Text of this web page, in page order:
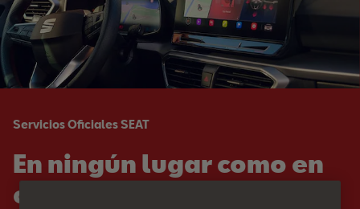
Servicios Oficiales SEAT
En ningún lugar como en
casa.